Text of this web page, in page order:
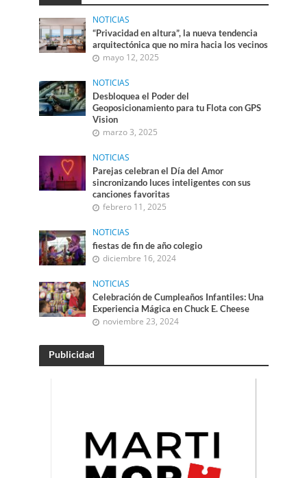
NOTICIAS
“Privacidad en altura”, la nueva tendencia
arquitectónica que no mira hacia los vecinos
mayo 12, 2025
NOTICIAS
Desbloquea el Poder del
Geoposicionamiento para tu Flota con GPS
Vision
marzo 3, 2025
NOTICIAS
Parejas celebran el Día del Amor
sincronizando luces inteligentes con sus
canciones favoritas
febrero 11, 2025
NOTICIAS
fiestas de fin de año colegio
diciembre 16, 2024
NOTICIAS
Celebración de Cumpleaños Infantiles: Una
Experiencia Mágica en Chuck E. Cheese
noviembre 23, 2024
Publicidad